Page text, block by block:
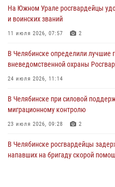
В Уральском округе Росгвардии
оперативного штаба
30 июля 2026, 10:53
На Южном Урале росгвардейцы
и воинских званий
11 июля 2026, 07:57 2
В Челябинске определили лучшие
вневедомственной охраны
24 июля 2026, 11:14
В Челябинске при силовой
миграционному контролю
23 июля 2026, 09:28 2
В Челябинске росгвардейцы
напавших на бригаду скорой